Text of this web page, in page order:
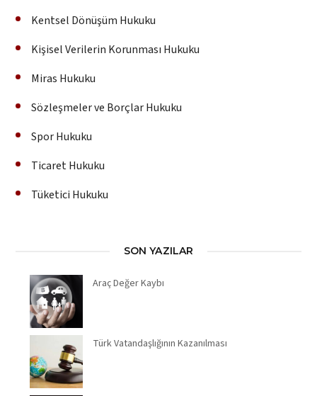
Kentsel Dönüşüm Hukuku
Kişisel Verilerin Korunması Hukuku
Miras Hukuku
Sözleşmeler ve Borçlar Hukuku
Spor Hukuku
Ticaret Hukuku
Tüketici Hukuku
SON YAZILAR
Araç Değer Kaybı
Türk Vatandaşlığının Kazanılması